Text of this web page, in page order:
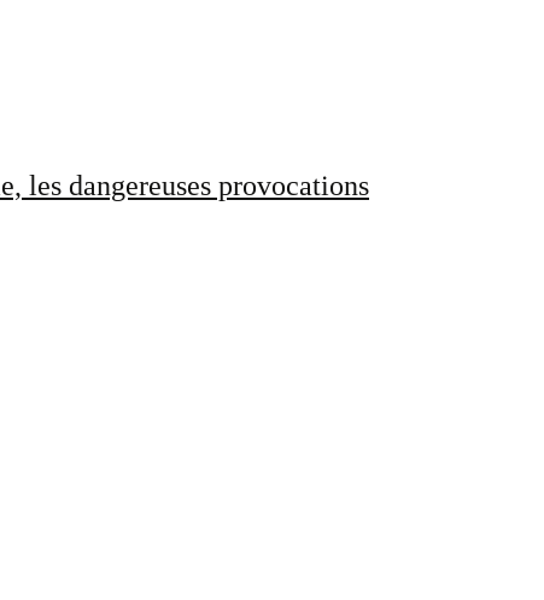
les dangereuses provocations